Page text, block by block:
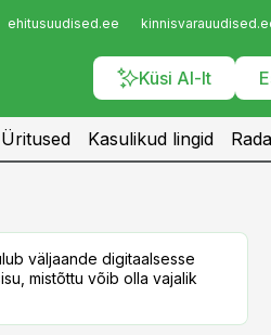
ehitusuudised.ee
Küsi AI-lt
Üritused Kasulikud lingid
väljaande digitaalsesse
mistõttu võib olla vajalik